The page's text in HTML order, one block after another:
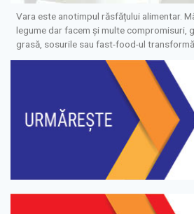
Vara este anotimpul răsfățului alimentar.
legume dar facem și multe compromisuri,
grasă, sosurile sau fast-food-ul